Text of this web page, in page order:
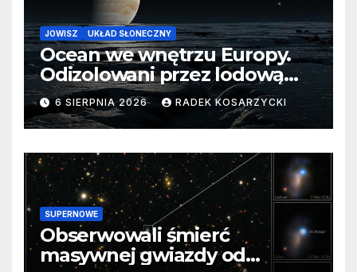
JOWISZ UKŁAD SŁONECZNY
Ocean we wnętrzu Europy.
Odizolowani przez lodową
barierę
6 SIERPNIA 2026 RADEK KOSARZYCKI
SUPERNOWE
Obserwowali śmierć
masywnej gwiazdy od